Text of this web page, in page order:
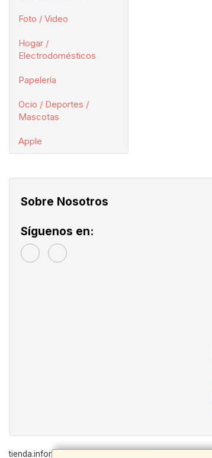
Foto / Video
Hogar /
Electrodomésticos
Papelería
Ocio / Deportes /
Mascotas
Apple
Sobre Nosotros
Síguenos en:
tienda.inforpen.com © 2026